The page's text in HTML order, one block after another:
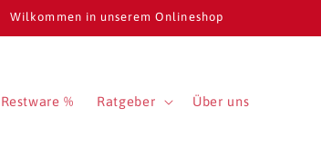
Wilkommen in unserem Onlineshop
Restware % Ratgeber Über uns